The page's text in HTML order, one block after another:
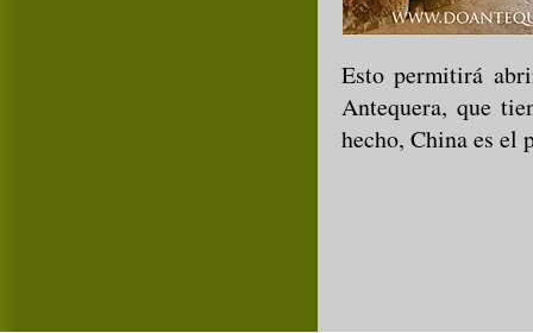
Esto permitirá
Antequera, que
hecho, China es el